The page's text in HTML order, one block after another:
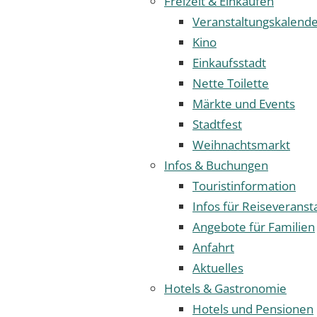
Kino
Einkaufsstadt
Nette Toilette
Märkte und Events
Stadtfest
Weihnachtsmarkt
Infos & Buchungen
Touristinformation
Infos für
Angebote für Familien
Anfahrt
Aktuelles
Hotels & Gastronomie
Hotels und Pensionen